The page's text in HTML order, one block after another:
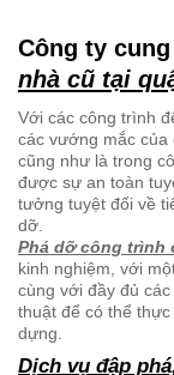
Công ty
Với các công trình
các vướng mắc của
cũng như là trong
được sự an toàn
tưởng tuyệt đối về
dỡ.
Phá dỡ công trình
kinh nghiệm, với
cùng với đầy đủ các
thuật để có thể thực
dựng.